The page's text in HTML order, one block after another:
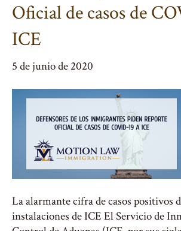
Oficial de casos de
ICE
5 de junio de 2020
La alarmante cifra de casos positivos
instalaciones de ICE El Servicio de